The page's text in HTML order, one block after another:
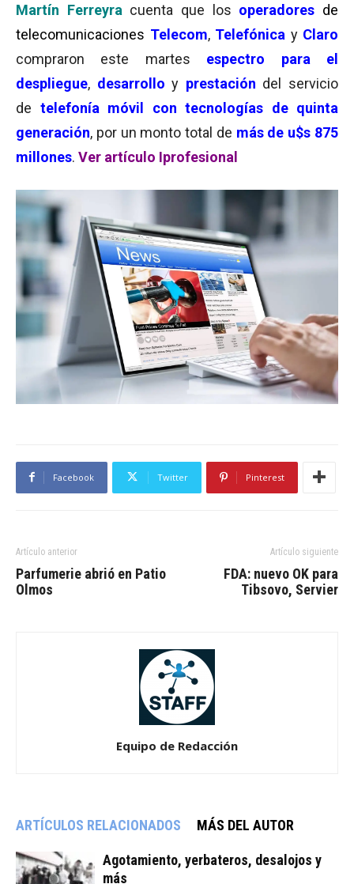
Martín Ferreyra cuenta que los operadores de
telecomunicaciones Telecom, Telefónica yClaro
compraron este martes espectro para el
despliegue, desarrollo y prestación del servicio
de telefonía móvil con tecnologías de quinta
generación, por un monto total de más de u$s 875
millones. Ver artículo Iprofesional
Facebook Twitter Pinterest
Artículo anterior
Parfumerie abrió en Patio
Olmos
Artículo siguiente
FDA: nuevo OK para
Tibsovo, Servier
Equipo de Redacción
ARTÍCULOS RELACIONADOS MÁS DEL AUTOR
Agotamiento, yerbateros, desalojos y
más